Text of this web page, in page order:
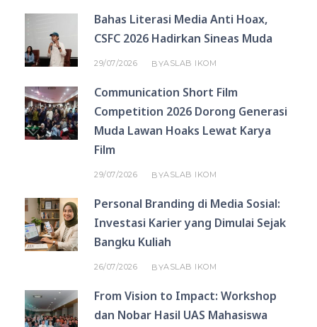
Bahas Literasi Media Anti Hoax,
CSFC 2026 Hadirkan Sineas Muda
29/07/2026 BYASLAB IKOM
Communication Short Film
Competition 2026 Dorong Generasi
Muda Lawan Hoaks Lewat Karya
Film
29/07/2026 BYASLAB IKOM
Personal Branding di Media Sosial:
Investasi Karier yang Dimulai Sejak
Bangku Kuliah
26/07/2026 BYASLAB IKOM
From Vision to Impact: Workshop
dan Nobar Hasil UAS Mahasiswa